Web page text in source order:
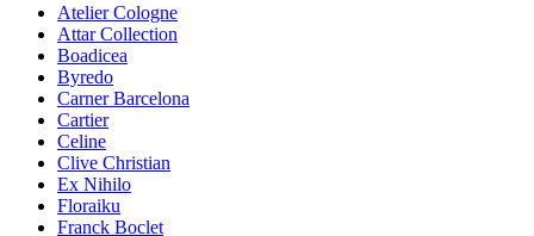
Atelier Cologne
Attar Collection
Boadicea
Byredo
Carner Barcelona
Cartier
Celine
Clive Christian
Ex Nihilo
Floraiku
Franck Boclet